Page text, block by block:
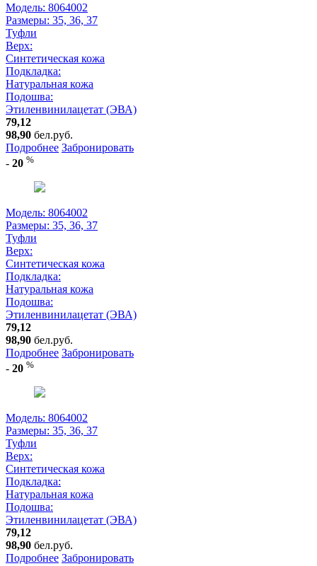
Модель: 8064002
Размеры: 35, 36, 37
Туфли
Верх:
Синтетическая кожа
Подкладка:
Натуральная кожа
Подошва:
Этиленвинилацетат (ЭВА)
79,12
98,90 бел.руб.
Подробнее Забронировать
- 20 %
Модель: 8064002
Размеры: 35, 36, 37
Туфли
Верх:
Синтетическая кожа
Подкладка:
Натуральная кожа
Подошва:
Этиленвинилацетат (ЭВА)
79,12
98,90 бел.руб.
Подробнее Забронировать
- 20 %
Модель: 8064002
Размеры: 35, 36, 37
Туфли
Верх:
Синтетическая кожа
Подкладка:
Натуральная кожа
Подошва:
Этиленвинилацетат (ЭВА)
79,12
98,90 бел.руб.
Подробнее Забронировать